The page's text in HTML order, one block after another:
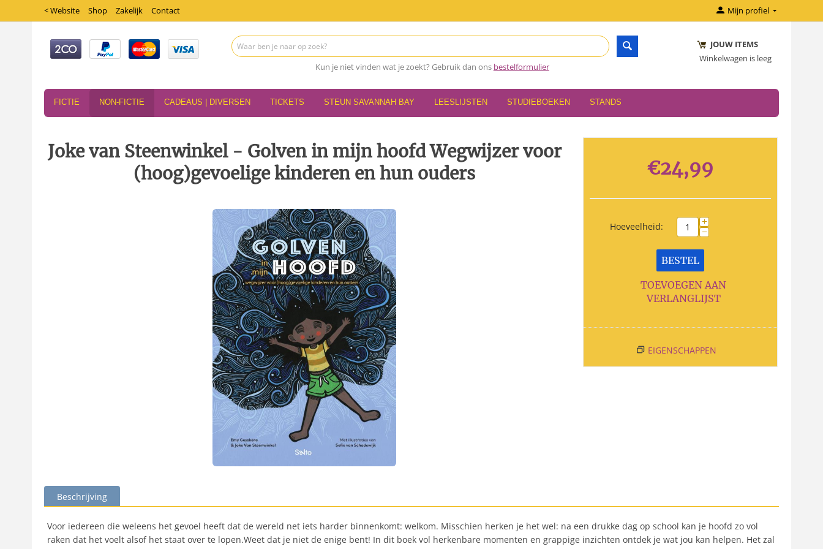
< Website Shop Zakelijk Contact Mijn profiel
Kun je niet vinden wat je zoekt? Gebruik dan ons bestelformulier
JOUW ITEMS
Winkelwagen is leeg
FICTIE NON-FICTIE CADEAUS | DIVERSEN TICKETS STEUN SAVANNAH BAY LEESLIJSTEN STUDIEBOEKEN STANDS
Joke van Steenwinkel - Golven in mijn hoofd Wegwijzer voor
(hoog)gevoelige kinderen en hun ouders
€24,99
Hoeveelheid: +
−
BESTEL
TOEVOEGEN AAN
VERLANGLIJST
EIGENSCHAPPEN
Beschrijving
Voor iedereen die weleens het gevoel heeft dat de wereld net iets harder binnenkomt: welkom. Misschien herken je het wel: na een drukke dag op school kan je hoofd zo vol
raken dat het voelt alsof het staat over te lopen.Weet dat je niet de enige bent! In dit boek vol herkenbare momenten en grappige inzichten ontdek je wat jou kan helpen. Het zal